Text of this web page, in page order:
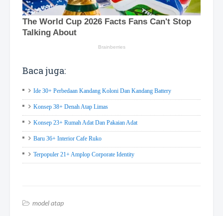
Baca juga:
Ide 30+ Perbedaan Kandang Koloni Dan Kandang Battery
Konsep 38+ Denah Atap Limas
Konsep 23+ Rumah Adat Dan Pakaian Adat
Baru 36+ Interior Cafe Ruko
Terpopuler 21+ Amplop Corporate Identity
model atap